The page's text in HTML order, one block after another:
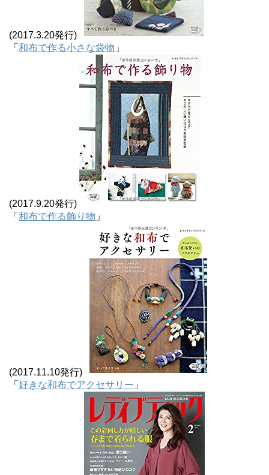
(2017.3.20発行)
「 和布で作る小さな袋物 」
(2017.9.20発行)
「 和布で作る飾り物 」
(2017.11.10発行)
「 好きな和布でアクセサリー 」